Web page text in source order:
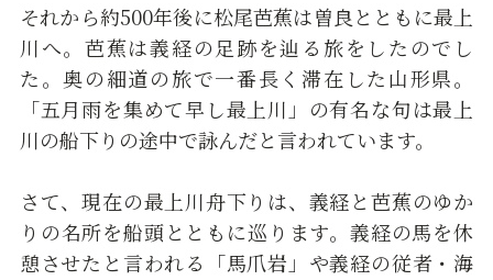
それから約500年後に松尾芭蕉は曽良とともに最上
川へ。芭蕉は義経の足跡を辿る旅をしたのでし
た。奥の細道の旅で一番長く滞在した山形県。
「五月雨を集めて早し最上川」の有名な句は最上
川の船下りの途中で詠んだと言われています。
さて、現在の最上川舟下りは、義経と芭蕉のゆか
りの名所を船頭とともに巡ります。義経の馬を休
憩させたと言われる「馬爪岩」や義経の従者・海